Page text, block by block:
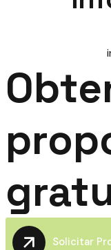
Solicitar